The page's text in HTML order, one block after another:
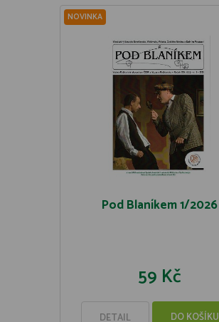
NOVINKA
Pod Blaníkem 1/2026
59 Kč
DETAIL DO KOŠÍKU